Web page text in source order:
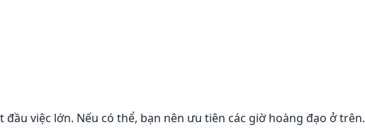
việc lớn. Nếu có thể, bạn nên ưu tiên các giờ hoàng đạo ở trên.